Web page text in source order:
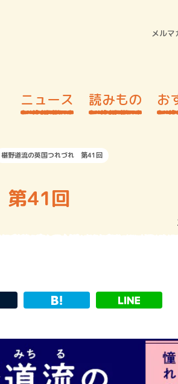
メルマ
ニュース 読みもの お
椹野道流の英国つれづれ 第41回
41回